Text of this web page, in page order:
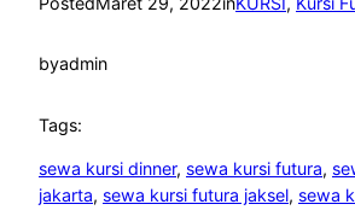
byadmin
Tags:
sewa kursi dinner, sewa kursi futura,
jakarta, sewa kursi futura jaksel, sewa